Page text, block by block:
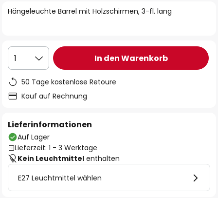
Hängeleuchte Barrel mit Holzschirmen, 3-fl. lang
1 In den Warenkorb
50 Tage kostenlose Retoure
Kauf auf Rechnung
Lieferinformationen
Auf Lager
Lieferzeit: 1 - 3 Werktage
Kein Leuchtmittel enthalten
E27 Leuchtmittel wählen